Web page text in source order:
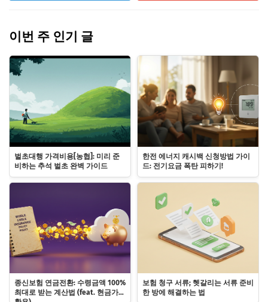
이번 주 인기 글
벌초대행 가격비용[농협]: 미리 준
비하는 추석 벌초 완벽 가이드
한전 에너지 캐시백 신청방법 가이
드: 전기요금 폭탄 피하기!
종신보험 연금전환: 수령금액 100%
최대로 받는 계산법 (feat. 현금가치
보험 청구 서류; 헷갈리는 서류 준비
한 방에 해결하는 법